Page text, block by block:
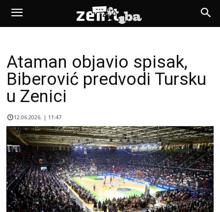
Ataman objavio spisak,
Biberović predvodi Tursku
u Zenici
12.06.2026. | 11:47